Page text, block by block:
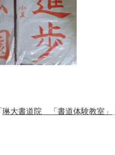
琳大書道院 「書道体験教室」